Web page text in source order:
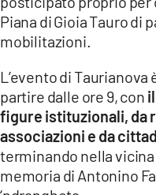
CATANZAROCHANNEL.IT
App
ANDROID
APPLE
Piana di Gioia Tauro di
mobilitazioni.
L’evento di
partire dalle ore 9, con
figure istituzionali, da
associazioni e da
terminando nella
memoria di Antonino